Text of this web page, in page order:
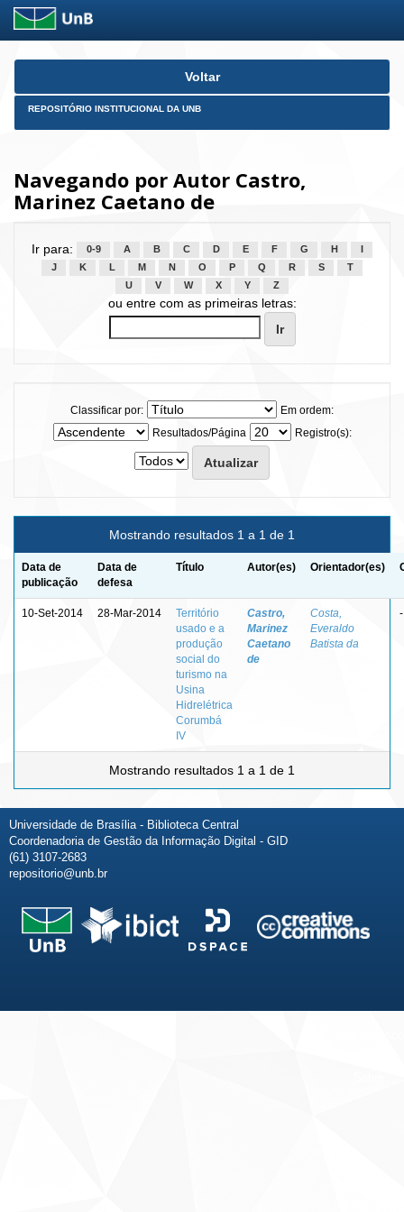
Skip
Voltar
REPOSITÓRIO INSTITUCIONAL DA UNB
Navegando por Autor Castro,
Marinez Caetano de
Ir para: 0-9 A B C D E F G H
J
K L M N O P Q R S
T
U
V W X Y Z
ou entre com as primeiras letras:
Classificar por:
Em ordem:
Resultados/Página
Registro(s):
Mostrando resultados 1 a 1 de 1
Data de
publicação
Data de
defesa
Título Autor(es) Orientador(es)
10-Set-2014 28-Mar-2014
Território
usado e a
produção
social do
turismo na
Usina
Hidrelétrica
Corumbá
IV
Castro,
Marinez
Caetano
de
Costa,
Everaldo
Batista da
-
Mostrando resultados 1 a 1 de 1
Universidade de Brasília - Biblioteca Central
Coordenadoria de Gestão da Informação Digital - GID
(61) 3107-2683
repositorio@unb.br